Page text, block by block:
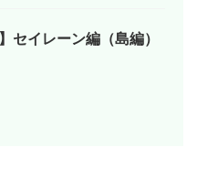
セイレーン編（島編）